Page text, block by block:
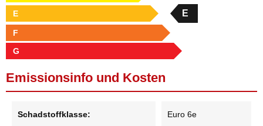
E E
F
G
Emissionsinfo und Kosten
Schadstoffklasse: Euro 6e